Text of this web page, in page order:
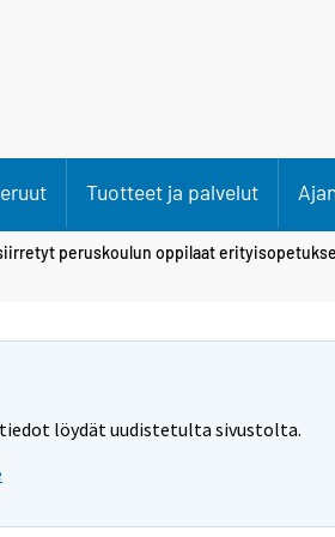
Tuotteet ja palvelut
peruskoulun oppilaat
löydät uudistetulta sivustolta.